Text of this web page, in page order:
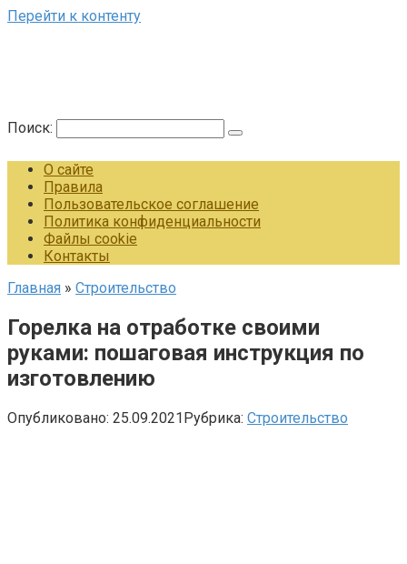
Перейти к контенту
Поиск:
О сайте
Правила
Пользовательское соглашение
Политика конфиденциальности
Файлы cookie
Контакты
Главная » Строительство
Горелка на отработке своими
руками: пошаговая инструкция по
изготовлению
Опубликовано: 25.09.2021Рубрика: Строительство